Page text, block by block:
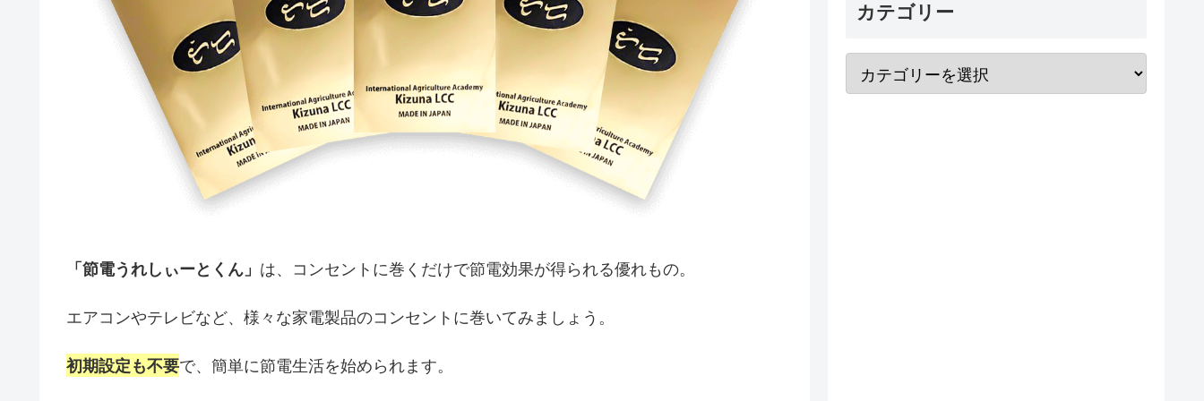
「節電うれしぃーとくん」 は、コンセントに巻くだけで節電効果が得られる優れもの。
エアコンやテレビなど、様々な家電製品のコンセントに巻いてみましょう。
初期設定も不要で、簡単に節電生活を始められます。
カテゴリー